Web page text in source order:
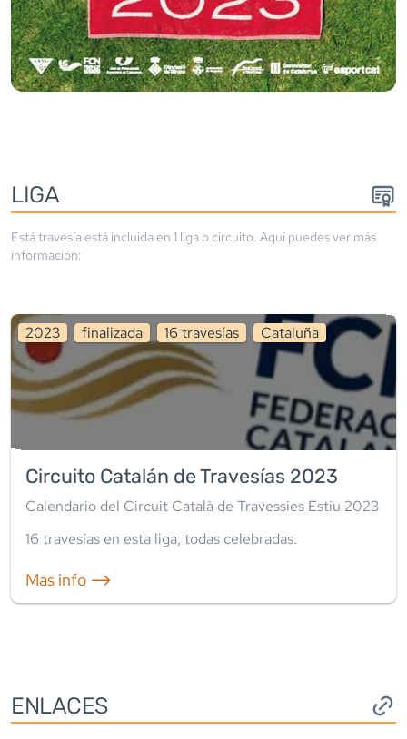
LIGA
Está travesía está incluida en 1 liga o circuito. Aquí puedes ver más
información:
2023 finalizada 16 travesías Cataluña
Circuito Catalán de Travesías 2023
Calendario del Circuit Català de Travessies Estiu 2023
16 travesías en esta liga, todas celebradas.
Mas info ⟶
ENLACES